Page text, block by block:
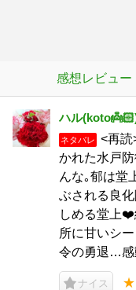
感想レビュー
ハル
ネタバレ
<再
かれた水戸
んな｡郁は堂
ぶされる良
しめる堂上❤️
所に甘いシ
令の勇退…感
ナイス